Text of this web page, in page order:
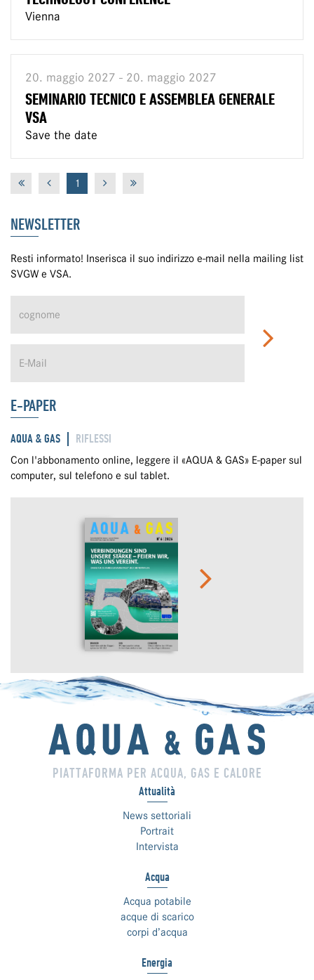
Vienna
20. maggio 2027 - 20. maggio 2027
SEMINARIO TECNICO E ASSEMBLEA GENERALE
VSA
Save the date
1
NEWSLETTER
Resti informato! Inserisca il suo indirizzo e-mail nella mailing list
SVGW e VSA.
E-PAPER
AQUA & GAS RIFLESSI
Con l'abbonamento online, leggere il «AQUA & GAS» E-paper sul
computer, sul telefono e sul tablet.
PIATTAFORMA PER ACQUA, GAS E CALORE
Attualità
News settoriali
Portrait
Intervista
Acqua
Acqua potabile
acque di scarico
corpi d’acqua
Energia